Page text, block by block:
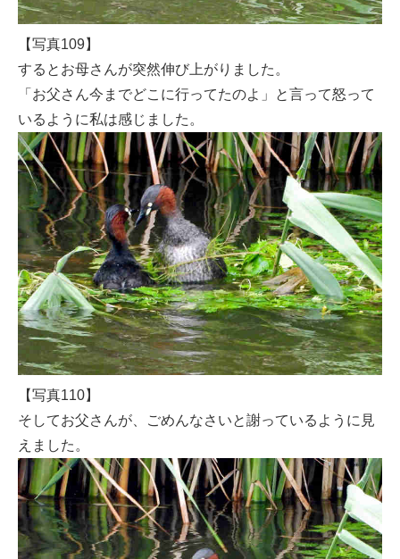
【写真109】
するとお母さんが突然伸び上がりました。
「お父さん今までどこに行ってたのよ」と言って怒って
いるように私は感じました。
【写真110】
そしてお父さんが、ごめんなさいと謝っているように見
えました。